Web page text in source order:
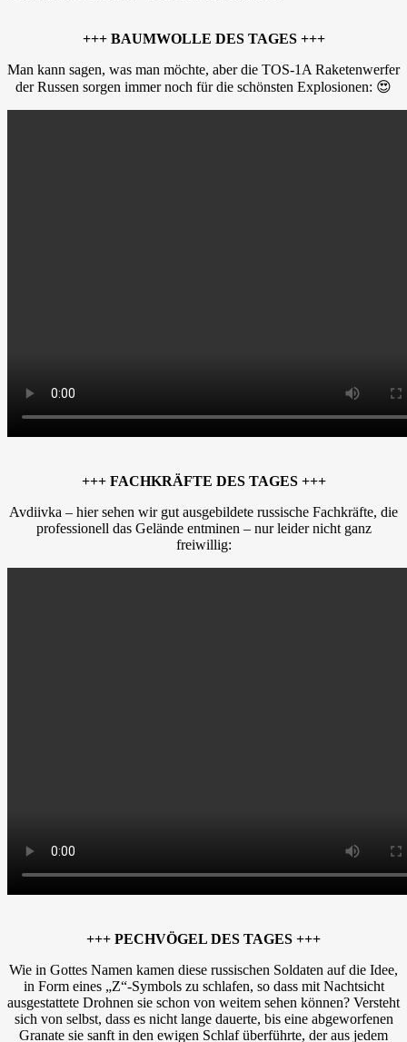
+++ BAUMWOLLE DES TAGES +++
Man kann sagen, was man möchte, aber die TOS-1A Raketenwerfer
der Russen sorgen immer noch für die schönsten Explosionen: 😍
+++ FACHKRÄFTE DES TAGES +++
Avdiivka – hier sehen wir gut ausgebildete russische Fachkräfte, die
professionell das Gelände entminen – nur leider nicht ganz
freiwillig:
+++ PECHVÖGEL DES TAGES +++
Wie in Gottes Namen kamen diese russischen Soldaten auf die Idee,
in Form eines „Z“-Symbols zu schlafen, so dass mit Nachtsicht
ausgestattete Drohnen sie schon von weitem sehen können? Versteht
sich von selbst, dass es nicht lange dauerte, bis eine abgeworfenen
Granate sie sanft in den ewigen Schlaf überführte, der aus jedem